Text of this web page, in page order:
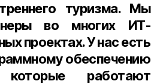
туризма. Мы
во многих ИТ-
проектах. У нас есть
обеспечению
работают